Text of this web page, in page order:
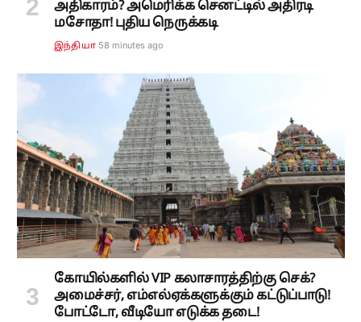
அதிகாரம்? அமெரிக்க செனட்டில் அதிரடி
மசோதா! புதிய நெருக்கடி
இந்தியா 58 minutes ago
கோயில்களில் VIP கலாசாரத்திற்கு செக்?
அமைச்சர், எம்எல்ஏக்களுக்கும் கட்டுப்பாடு!
போட்டோ, வீடியோ எடுக்க தடை!